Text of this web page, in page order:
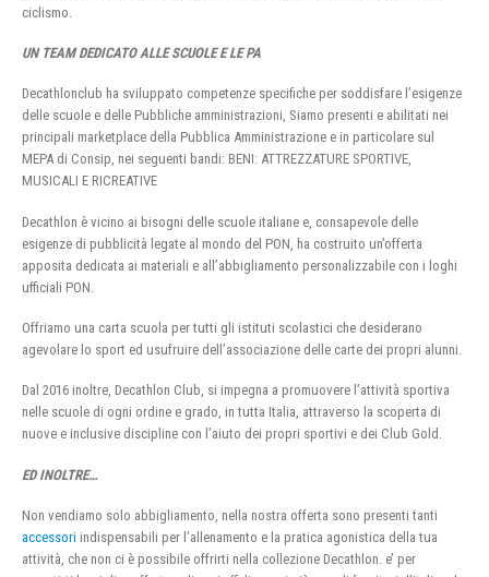
ciclismo.
UN TEAM DEDICATO ALLE SCUOLE E LE PA
Decathlonclub ha sviluppato competenze specifiche per soddisfare l’esigenze
delle scuole e delle Pubbliche amministrazioni, Siamo presenti e abilitati nei
principali marketplace della Pubblica Amministrazione e in particolare sul
MEPA di Consip, nei seguenti bandi: BENI: ATTREZZATURE SPORTIVE,
MUSICALI E RICREATIVE
Decathlon è vicino ai bisogni delle scuole italiane e, consapevole delle
esigenze di pubblicità legate al mondo del PON, ha costruito un’offerta
apposita dedicata ai materiali e all’abbigliamento personalizzabile con i loghi
ufficiali PON.
Offriamo una carta scuola per tutti gli istituti scolastici che desiderano
agevolare lo sport ed usufruire dell’associazione delle carte dei propri alunni.
Dal 2016 inoltre, Decathlon Club, si impegna a promuovere l’attività sportiva
nelle scuole di ogni ordine e grado, in tutta Italia, attraverso la scoperta di
nuove e inclusive discipline con l’aiuto dei propri sportivi e dei Club Gold.
ED INOLTRE…
Non vendiamo solo abbigliamento, nella nostra offerta sono presenti tanti
accessori indispensabili per l’allenamento e la pratica agonistica della tua
attività, che non ci è possibile offrirti nella collezione Decathlon. e’ per